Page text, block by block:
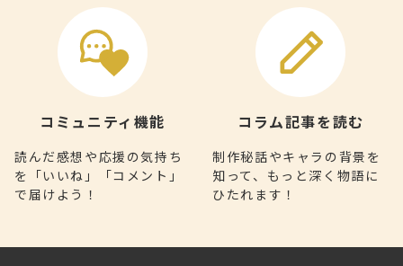
コミュニティ機能
読んだ感想や応援の気持ち
を「いいね」「コメント」
で届けよう！
コラム記事を読む
制作秘話やキャラの背景を
知って、もっと深く物語に
ひたれます！